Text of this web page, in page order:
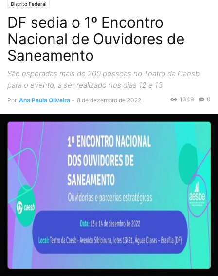
Distrito Federal
DF sedia o 1º Encontro
Nacional de Ouvidores de
Saneamento
São esperadas mais de 200 pessoas no Teatro da Caesb
para o evento, a ser realizado nos dias 12 e 13
Por Ana Paula Oliveira - 8 de dezembro de 2022 0
1349